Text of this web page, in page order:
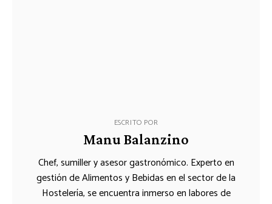
ESCRITO POR
Manu Balanzino
Chef, sumiller y asesor gastronómico. Experto en
gestión de Alimentos y Bebidas en el sector de la
Hostelería, se encuentra inmerso en labores de